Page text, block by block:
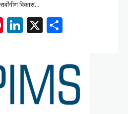
विकास…
Pinterest
LinkedIn
X